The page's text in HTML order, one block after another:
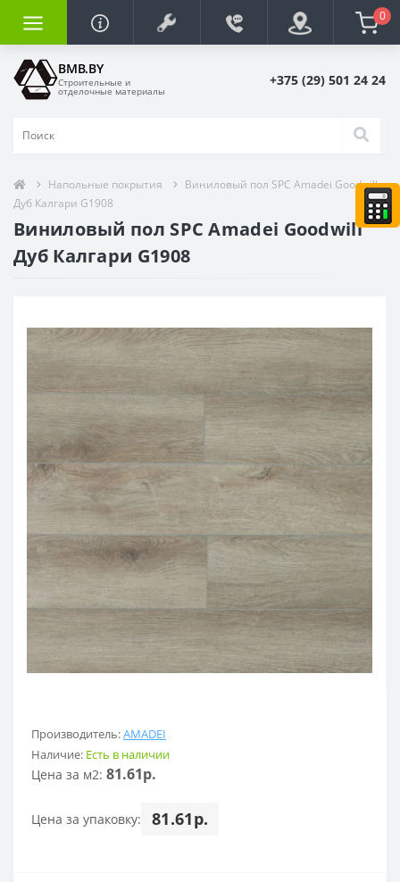
0
BMB.BY
Строительные и
отделочные материалы
+375 (29) 501 24 24
Напольные покрытия
Виниловый пол SPC Amadei Goodwill
Дуб Калгари G1908
Виниловый пол SPC Amadei Goodwill
Дуб Калгари G1908
Производитель:AMADEI
Наличие: Есть в наличии
Цена за м2: 81.61р.
Цена за упаковку: 81.61р.